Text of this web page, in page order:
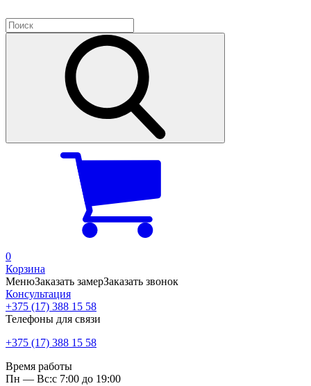
0
Корзина
МенюЗаказать замерЗаказать звонок
Консультация
+375 (17) 388 15 58
Телефоны для связи
+375 (17) 388 15 58
Время работы
Пн — Вс:с 7:00 до 19:00